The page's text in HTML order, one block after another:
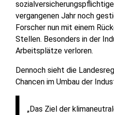
vergangenen Jahr noch
Forscher nun mit einem
Stellen. Besonders in der
Arbeitsplätze verloren.
Dennoch sieht die
Chancen im Umbau der
„Das Ziel der